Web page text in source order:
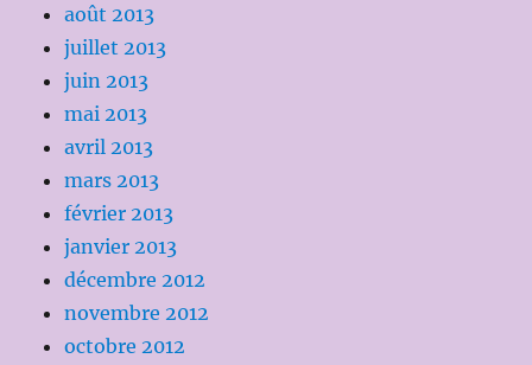
août 2013
juillet 2013
juin 2013
mai 2013
avril 2013
mars 2013
février 2013
janvier 2013
décembre 2012
novembre 2012
octobre 2012